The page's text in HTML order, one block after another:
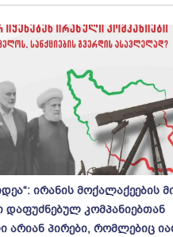
ირანის მოქალაქეების
კომპანიებთან
არიან პირები, რომლებიც